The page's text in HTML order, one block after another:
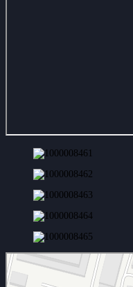
Сергиев Посад
Фабричная улица, 4 — Яндекс Карты